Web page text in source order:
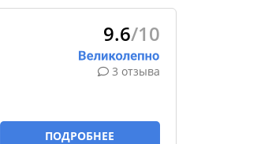
9.6/10
3 отзыва
ПОДРОБНЕЕ